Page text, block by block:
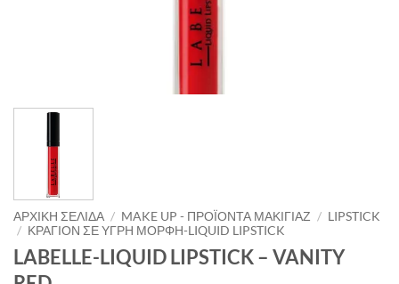
ΑΡΧΙΚΉ ΣΕΛΊΔΑ / MAKE UP - ΠΡΟΪΌΝΤΑ ΜΑΚΙΓΙΆΖ / LIPSTICK
/ ΚΡΑΓΙΌΝ ΣΕ ΥΓΡΉ ΜΟΡΦΉ-LIQUID LIPSTICK
LABELLE-LIQUID LIPSTICK – VANITY